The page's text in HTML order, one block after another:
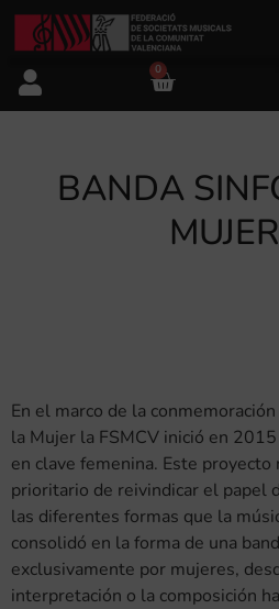
FSMCV
Tienda
0
BANDA
En el marco de la
la Mujer la FSMCV inició en
en clave femenina. Este
prioritario de reivindicar el papel
las diferentes formas que la
consolidó en la forma de una
exclusivamente por mujeres,
interpretación o la composición